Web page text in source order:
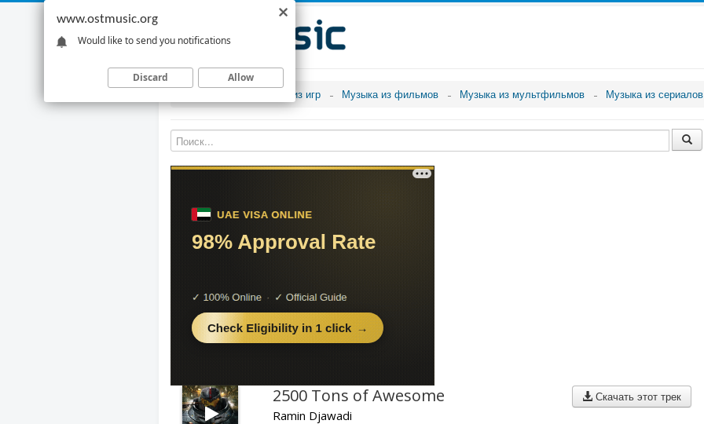
Музыка из игр Музыка из фильмов Музыка из мультфильмов Музыка из сериалов
Скачать этот трек
2500 Tons of Awesome
Ramin Djawadi
www.ostmusic.org
Would like to send you notifications
Discard Allow